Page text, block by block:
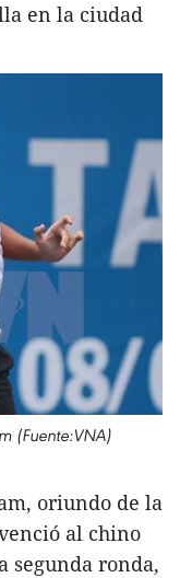
en la ciudad
(Fuente:VNA)
oriundo de la
al chino
segunda ronda,